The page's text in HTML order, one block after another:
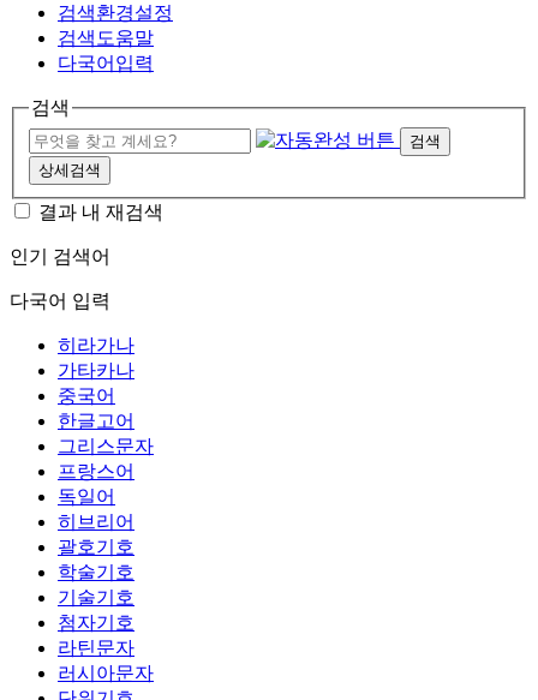
검색환경설정
검색도움말
다국어입력
검색
검색
상세검색
결과 내 재검색
인기 검색어
다국어 입력
히라가나
가타카나
중국어
한글고어
그리스문자
프랑스어
독일어
히브리어
괄호기호
학술기호
기술기호
첨자기호
라틴문자
러시아문자